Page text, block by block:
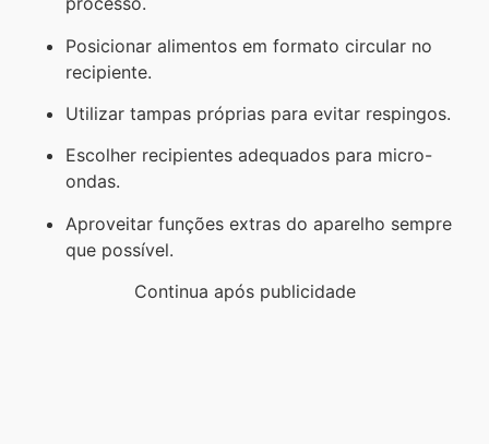
Posicionar alimentos em formato circular no
recipiente.
Utilizar tampas próprias para evitar respingos.
Escolher recipientes adequados para micro-
ondas.
Aproveitar funções extras do aparelho sempre
que possível.
Continua após publicidade